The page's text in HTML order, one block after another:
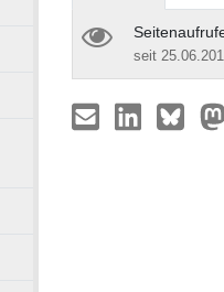
seit